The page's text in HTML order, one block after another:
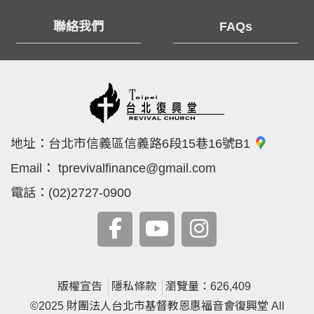
聯絡我們 FAQs
地址： 台北市信義區信義路6段15巷16號B1
Email： tprevivalfinance@gmail.com
電話： (02)2727-0900
版權宣告 隱私條款
瀏覽量：626,409
©2025 財團法人台北市基督教恩惠福音會復興堂 All